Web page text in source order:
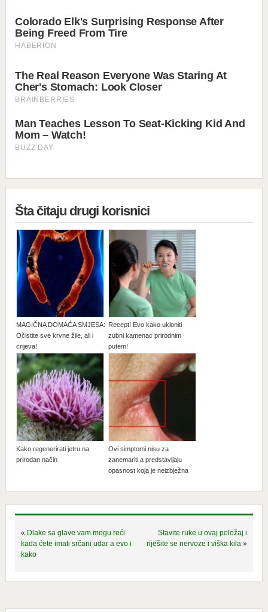
Šta čitaju drugi korisnici
MAGIČNA DOMAĆA SMJESA:
Očistite sve krvne žile, ali i
crijeva!
Recept! Evo kako ukloniti
zubni kamenac prirodnim
putem!
Kako regenerirati jetru na
prirodan način
Ovi simptomi nisu za
zanemariti a predstavljaju
opasnost koja je neizbježna
« Dlake sa glave vam mogu reći
kada ćete imati srčani udar a evo i
kako
Stavite ruke u ovaj položaj i
riješite se nervoze i viška kila »